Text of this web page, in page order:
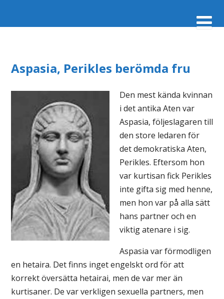
Aspasia, Perikles berömda fru
Den mest kända kvinnan
i det antika Aten var
Aspasia, följeslagaren till
den store ledaren för
det demokratiska Aten,
Perikles. Eftersom hon
var kurtisan fick Perikles
inte gifta sig med henne,
men hon var på alla sätt
hans partner och en
viktig atenare i sig.
Aspasia var förmodligen
en hetaira. Det finns inget engelskt ord för att
korrekt översätta hetairai, men de var mer än
kurtisaner. De var verkligen sexuella partners, men